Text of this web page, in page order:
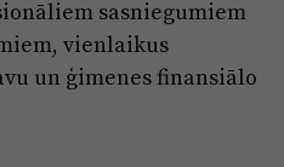
Ekonomika
Krimināli
sasniegumiem
vienlaikus
un ģimenes finansiālo